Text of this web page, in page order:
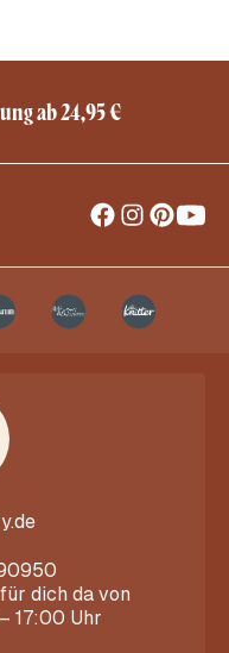
ab 24,95 €
dich da von
17:00 Uhr